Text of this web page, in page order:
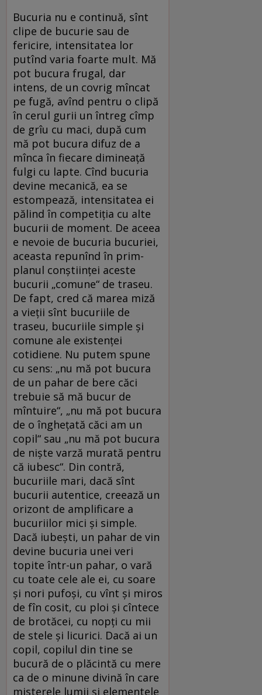
Bucuria nu e continuă, sînt
clipe de bucurie sau de
fericire, intensitatea lor
putînd varia foarte mult. Mă
pot bucura frugal, dar
intens, de un covrig mîncat
pe fugă, avînd pentru o clipă
în cerul gurii un întreg cîmp
de grîu cu maci, după cum
mă pot bucura difuz de a
mînca în fiecare dimineaţă
fulgi cu lapte. Cînd bucuria
devine mecanică, ea se
estompează, intensitatea ei
pălind în competiţia cu alte
bucurii de moment. De aceea
e nevoie de bucuria bucuriei,
aceasta repunînd în prim-
planul conştiinţei aceste
bucurii „comune“ de traseu.
De fapt, cred că marea miză
a vieţii sînt bucuriile de
traseu, bucuriile simple şi
comune ale existenţei
cotidiene. Nu putem spune
cu sens: „nu mă pot bucura
de un pahar de bere căci
trebuie să mă bucur de
mîntuire“, „nu mă pot bucura
de o îngheţată căci am un
copil“ sau „nu mă pot bucura
de nişte varză murată pentru
că iubesc“. Din contră,
bucuriile mari, dacă sînt
bucurii autentice, creează un
orizont de amplificare a
bucuriilor mici şi simple.
Dacă iubeşti, un pahar de vin
devine bucuria unei veri
topite într-un pahar, o vară
cu toate cele ale ei, cu soare
şi nori pufoşi, cu vînt şi miros
de fîn cosit, cu ploi şi cîntece
de brotăcei, cu nopţi cu mii
de stele şi licurici. Dacă ai un
copil, copilul din tine se
bucură de o plăcintă cu mere
ca de o minune divină în care
misterele lumii şi elementele